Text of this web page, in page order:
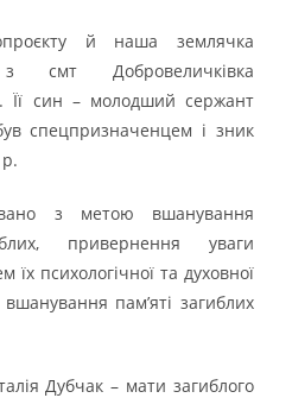
й наша землячка
смт Добровеличківка
Її син – молодший сержант
спецпризначенцем і зник
з метою вшанування
привернення уваги
їх психологічної та духовної
пам’яті загиблих
Дубчак – мати загиблого